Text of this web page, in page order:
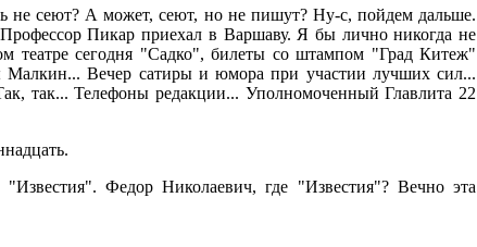
не сеют? А может, сеют, но не пишут? Ну-с, пойдем дальше.
Пикар приехал в Варшаву. Я бы лично никогда не
театре сегодня "Садко", билеты со штампом "Град Китеж"
Малкин... Вечер сатиры и юмора при участии лучших сил...
так... Телефоны редакции... Уполномоченный Главлита 22
Федор Николаевич, где "Известия"? Вечно эта